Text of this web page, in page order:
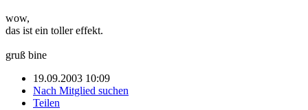
wow,
das ist ein toller effekt.
gruß bine
19.09.2003 10:09
Nach Mitglied suchen
Teilen